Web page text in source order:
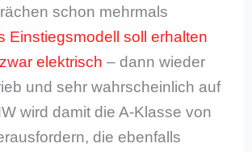
schon mehrmals
Einstiegsmodell soll erhalten
elektrisch – dann wieder
und sehr wahrscheinlich auf
wird damit die A-Klasse von
die ebenfalls